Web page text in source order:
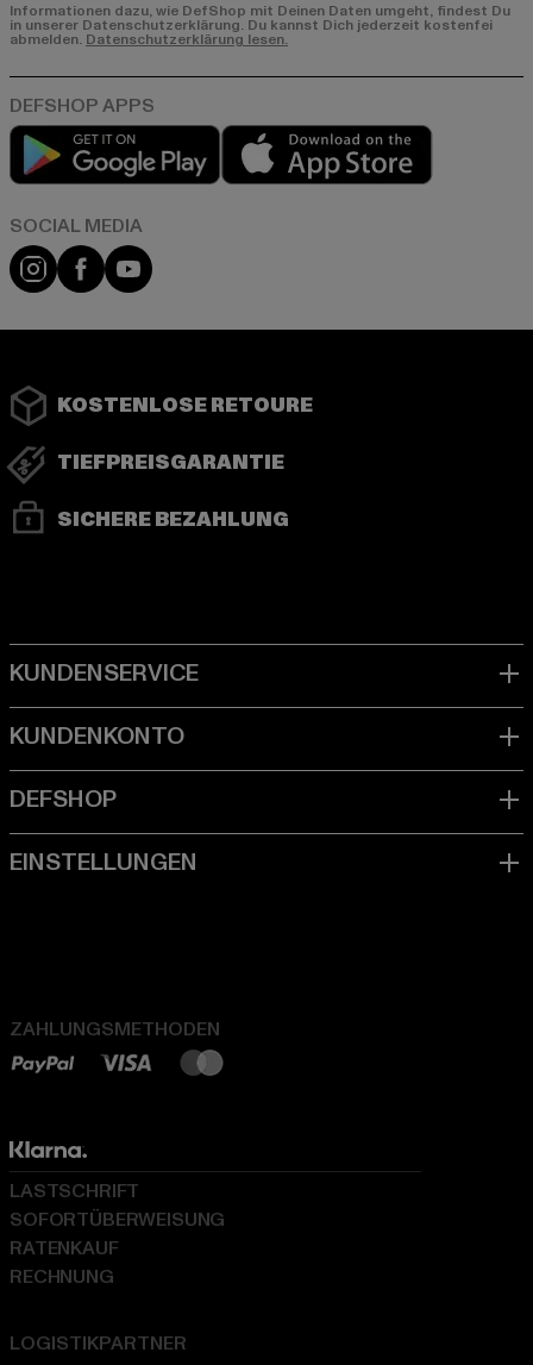
Informationen dazu, wie DefShop mit Deinen Daten umgeht, findest Du
in unserer Datenschutzerklärung. Du kannst Dich jederzeit kostenfei
abmelden. Datenschutzerklärung lesen.
Play market
Instagram
FacebookYouTube
KOSTENLOSE RETOURE
TIEFPREISGARANTIE
SICHERE BEZAHLUNG
ZAHLUNGSMETHODEN
LOGISTIKPARTNER
LASTSCHRIFT
SOFORTÜBERWEISUNG
RATENKAUF
RECHNUNG